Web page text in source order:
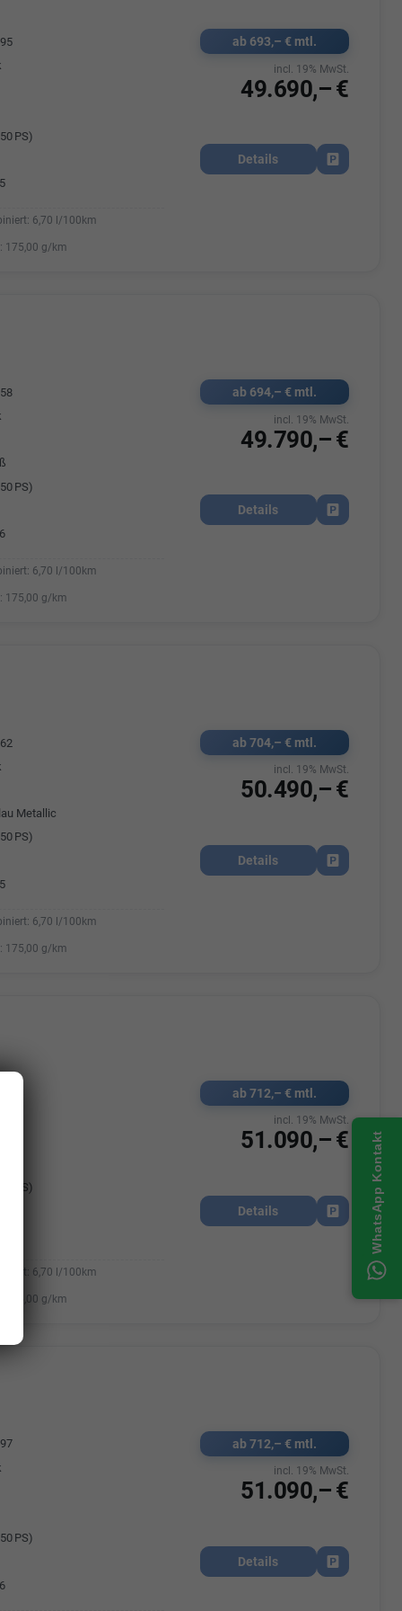
PS)
6,70 l/100km
175,00 g/km
ab 693,– € mtl.
49.690,– €
incl. 19% MwSt.
Details
Fahrzeug
PS)
6,70 l/100km
175,00 g/km
ab 694,– € mtl.
49.790,– €
incl. 19% MwSt.
Details
Fahrzeug
Metallic
PS)
6,70 l/100km
175,00 g/km
ab 704,– € mtl.
50.490,– €
incl. 19% MwSt.
Details
Fahrzeug
PS)
6,70 l/100km
175,00 g/km
ab 712,– € mtl.
51.090,– €
incl. 19% MwSt.
Details
Fahrzeug
PS)
ab 712,– € mtl.
51.090,– €
incl. 19% MwSt.
Details
Fahrzeug
WhatsApp Kontakt